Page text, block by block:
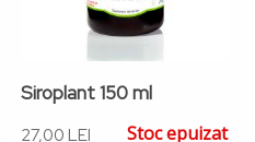
Siroplant 150 ml
27,00 LEI Stoc epuizat